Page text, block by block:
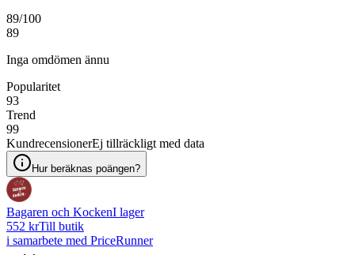
89/100
89
Inga omdömen ännu
Popularitet
93
Trend
99
KundrecensionerEj tillräckligt med data
Hur beräknas poängen?
Bagaren och KockenI lager
552 krTill butik
i samarbete med PriceRunner